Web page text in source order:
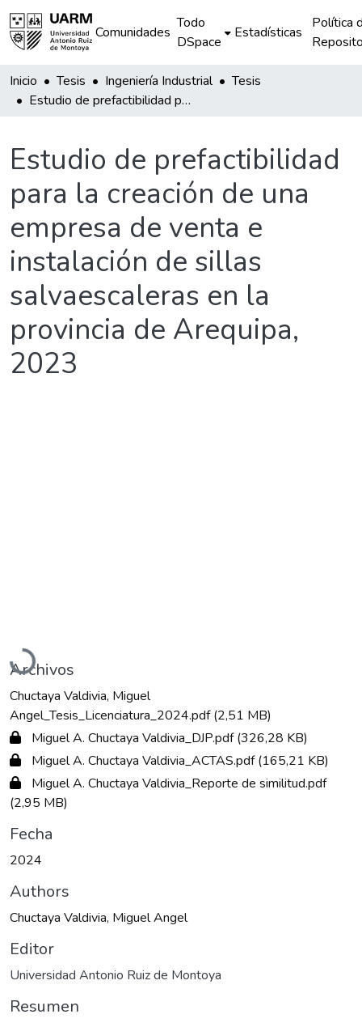
Comunidades
Todo
DSpace
Estadísticas
Política
Inicio Tesis Ingeniería Industrial
Tesis
Estudio de prefactibilidad para la creación de una empresa de venta e instalación de sillas salvaescaleras en la provincia de Arequipa, 2023
Estudio de prefactibilidad
para la creación de una
empresa de venta e
instalación de sillas
salvaescaleras en la
provincia de Arequipa,
2023
Cargando...
Archivos
Chuctaya Valdivia, Miguel
Angel_Tesis_Licenciatura_2024.pdf(2,51 MB)
Miguel A. Chuctaya Valdivia_DJP.pdf(326,28 KB)
Miguel A. Chuctaya Valdivia_ACTAS.pdf(165,21 KB)
Miguel A. Chuctaya Valdivia_Reporte de similitud.pdf
(2,95 MB)
Fecha
2024
Authors
Chuctaya Valdivia, Miguel Angel
Editor
Universidad Antonio Ruiz de Montoya
Resumen